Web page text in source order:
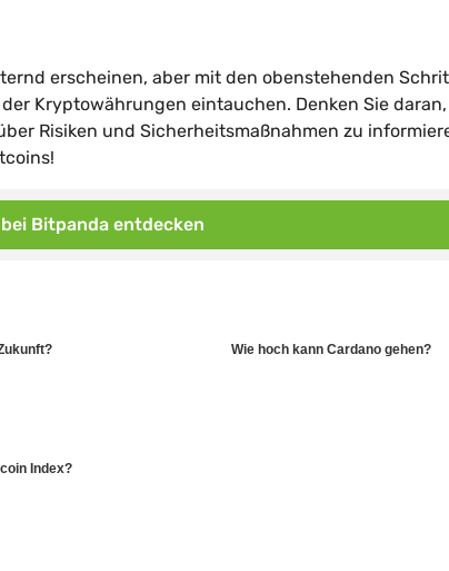
erscheinen, aber mit den obenstehenden
Kryptowährungen eintauchen. Denken Sie
Risiken und Sicherheitsmaßnahmen zu
Bitpanda entdecken
Wie hoch kann Cardano gehen?
Index?